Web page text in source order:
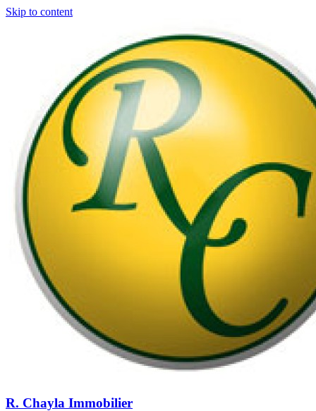
Skip to content
R. Chayla Immobilier